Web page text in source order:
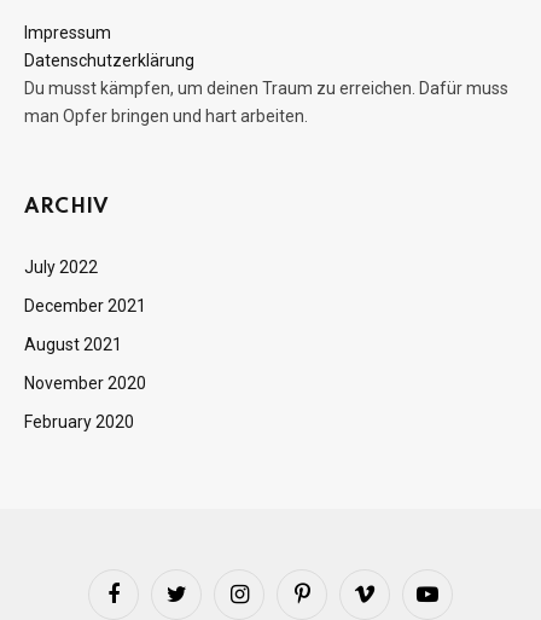
Impressum
Datenschutzerklärung
Du musst kämpfen, um deinen Traum zu erreichen. Dafür muss
man Opfer bringen und hart arbeiten.
ARCHIV
July 2022
December 2021
August 2021
November 2020
February 2020
FacebookTwitter InstagramPinterestVimeo YouTube